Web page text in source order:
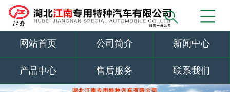
网站首页 公司简介 新闻中心
产品中心 售后服务 联系我们